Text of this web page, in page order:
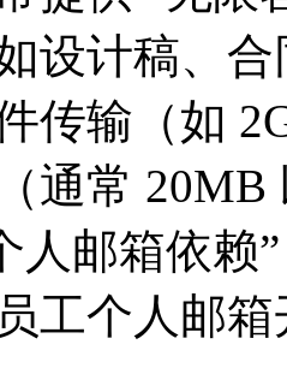
设计稿、
传输（如
通常
人邮箱依赖
工个人邮